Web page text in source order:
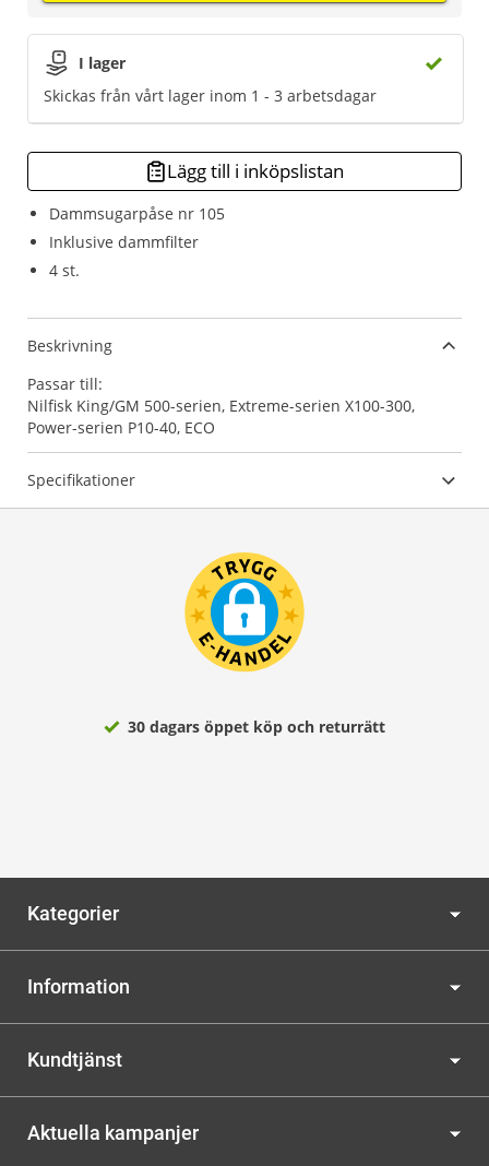
Dammsugarpåse nr 105
Inklusive dammfilter
4 st.
I lager
Skickas från vårt lager inom 1 - 3 arbetsdagar
Lägg till i inköpslistan
Beskrivning
Passar till:
Nilfisk King/GM 500-serien, Extreme-serien X100-300,
Power-serien P10-40, ECO
Specifikationer
30 dagars öppet köp och returrätt
Kategorier
Information
Kundtjänst
Aktuella kampanjer